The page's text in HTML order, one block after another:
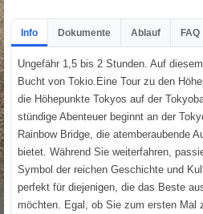
Info Dokumente Ablauf FAQ
Ungefähr 1,5 bis 2 Stunden. Auf
Bucht von Tokio.Eine Tour zu den
die Höhepunkte Tokyos auf der
stündige Abenteuer beginnt an der
Rainbow Bridge, die atemberaubende
bietet. Während Sie weiterfahren,
Symbol der reichen Geschichte und
perfekt für diejenigen, die das Beste
möchten. Egal, ob Sie zum ersten Mal